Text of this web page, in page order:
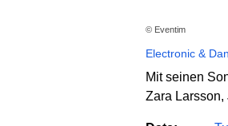
© Eventim
Electronic &
Mit seinen
Zara Larsson,